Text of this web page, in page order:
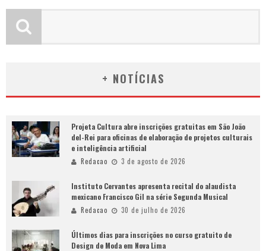
+ NOTÍCIAS
Projeta Cultura abre inscrições gratuitas em São João
del-Rei para oficinas de elaboração de projetos culturais
e inteligência artificial
Redacao 3 de agosto de 2026
Instituto Cervantes apresenta recital do alaudista
mexicano Francisco Gil na série Segunda Musical
Redacao 30 de julho de 2026
Últimos dias para inscrições no curso gratuito de
Design de Moda em Nova Lima